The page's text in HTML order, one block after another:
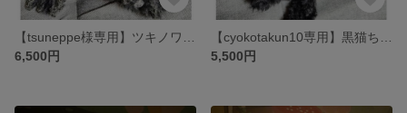
6,500円
5,500円